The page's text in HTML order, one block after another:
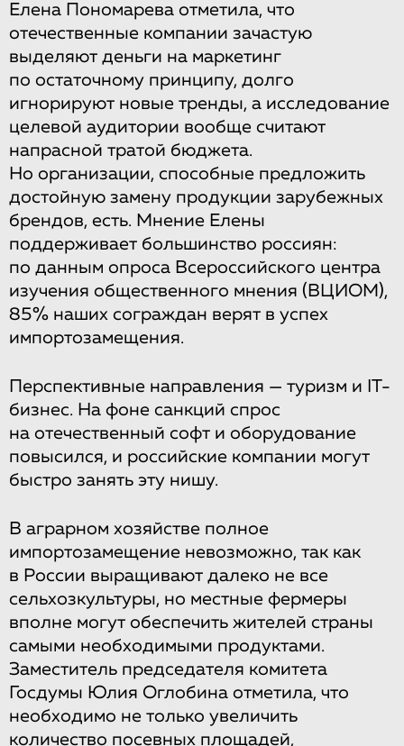
Елена Пономарева отметила, что
отечественные компании зачастую
выделяют деньги на маркетинг
по остаточному принципу, долго
игнорируют новые тренды, а исследование
целевой аудитории вообще считают
напрасной тратой бюджета.
Но организации, способные предложить
достойную замену продукции зарубежных
брендов, есть. Мнение Елены
поддерживает большинство россиян:
по данным опроса Всероссийского центра
изучения общественного мнения (ВЦИОМ),
85% наших сограждан верят в успех
импортозамещения.
Перспективные направления — туризм и IT-
бизнес. На фоне санкций спрос
на отечественный софт и оборудование
повысился, и российские компании могут
быстро занять эту нишу.
В аграрном хозяйстве полное
импортозамещение невозможно, так как
в России выращивают далеко не все
сельхозкультуры, но местные фермеры
вполне могут обеспечить жителей страны
самыми необходимыми продуктами.
Заместитель председателя комитета
Госдумы Юлия Оглобина отметила, что
необходимо не только увеличить
количество посевных площадей,